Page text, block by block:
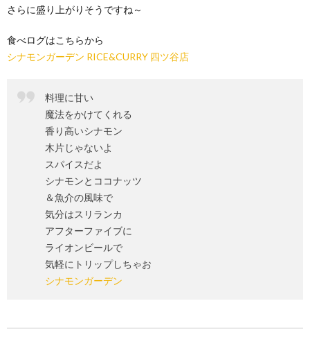
さらに盛り上がりそうですね～
食べログはこちらから
シナモンガーデン RICE&CURRY 四ツ谷店
料理に甘い
魔法をかけてくれる
香り高いシナモン
木片じゃないよ
スパイスだよ
シナモンとココナッツ
＆魚介の風味で
気分はスリランカ
アフターファイブに
ライオンビールで
気軽にトリップしちゃお
シナモンガーデン